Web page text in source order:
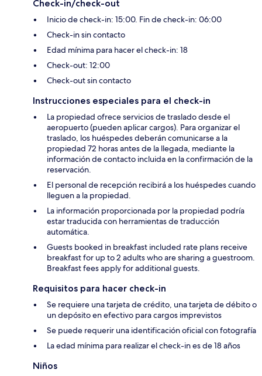
Check-in/check-out
Inicio de check-in: 15:00. Fin de check-in: 06:00
Check-in sin contacto
Edad mínima para hacer el check-in: 18
Check-out: 12:00
Check-out sin contacto
Instrucciones especiales para el check-in
La propiedad ofrece servicios de traslado desde el
aeropuerto (pueden aplicar cargos). Para organizar el
traslado, los huéspedes deberán comunicarse a la
propiedad 72 horas antes de la llegada, mediante la
información de contacto incluida en la confirmación de la
reservación.
El personal de recepción recibirá a los huéspedes cuando
lleguen a la propiedad.
La información proporcionada por la propiedad podría
estar traducida con herramientas de traducción
automática.
Guests booked in breakfast included rate plans receive
breakfast for up to 2 adults who are sharing a guestroom.
Breakfast fees apply for additional guests.
Requisitos para hacer check-in
Se requiere una tarjeta de crédito, una tarjeta de débito o
un depósito en efectivo para cargos imprevistos
Se puede requerir una identificación oficial con fotografía
La edad mínima para realizar el check-in es de 18 años
Niños